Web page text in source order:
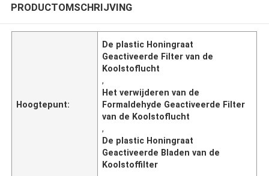
PRODUCTOMSCHRIJVING
Hoogtepunt:
De plastic Honingraat
Geactiveerde Filter van de
Koolstoflucht
,
Het verwijderen van de
Formaldehyde Geactiveerde Filter
van de Koolstoflucht
,
De plastic Honingraat
Geactiveerde Bladen van de
Koolstoffilter